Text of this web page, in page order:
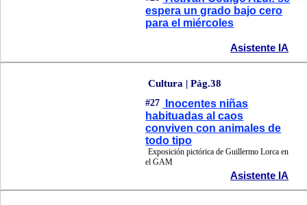
espera un grado bajo cero
para el miércoles
Asistente IA
Cultura | Pág.38
#27
Inocentes niñas
habituadas al caos
conviven con animales de
todo tipo
Exposición pictórica de Guillermo Lorca en
el GAM
Asistente IA